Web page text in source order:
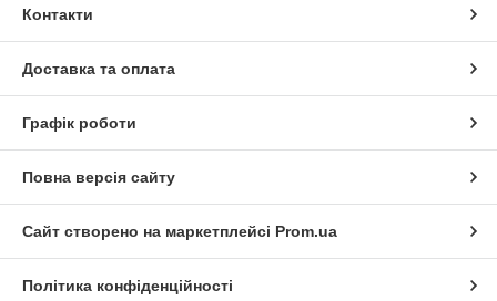
Контакти
Доставка та оплата
Графік роботи
Повна версія сайту
Сайт створено на маркетплейсі Prom.ua
Політика конфіденційності